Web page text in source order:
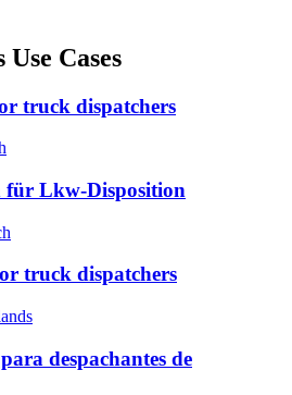
Use Cases
truck dispatchers
Lkw-Disposition
truck dispatchers
despachantes de